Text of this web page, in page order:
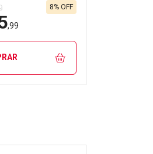
,99
8% OFF